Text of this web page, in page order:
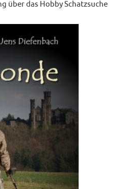
über das Hobby Schatzsuche